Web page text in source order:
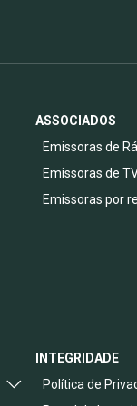
ASSOCIADOS
Emissoras de
Emissoras de
Emissoras por
INTEGRIDADE
Política de